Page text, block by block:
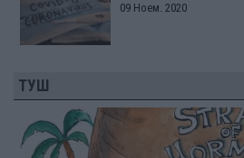
09 Ноем. 2020
ТУШ